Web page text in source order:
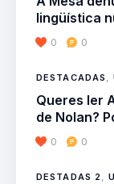
lingüística
0 0
DESTACADAS ,
Queres ler
de Nolan?
0 0
DESTADAS 2,